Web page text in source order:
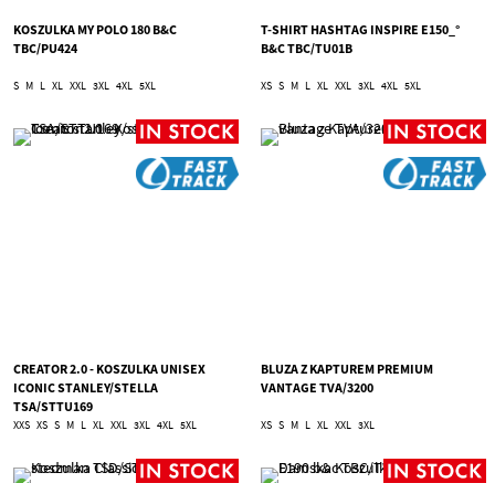
KOSZULKA MY POLO 180 B&C
TBC/PU424
S M L XL XXL 3XL 4XL 5XL
T-SHIRT HASHTAG INSPIRE E150_°
B&C TBC/TU01B
XS S M L XL XXL 3XL 4XL 5XL
CREATOR 2.0 - KOSZULKA UNISEX
ICONIC STANLEY/STELLA
TSA/STTU169
XXS XS S M L XL XXL 3XL 4XL 5XL
BLUZA Z KAPTUREM PREMIUM
VANTAGE TVA/3200
XS S M L XL XXL 3XL